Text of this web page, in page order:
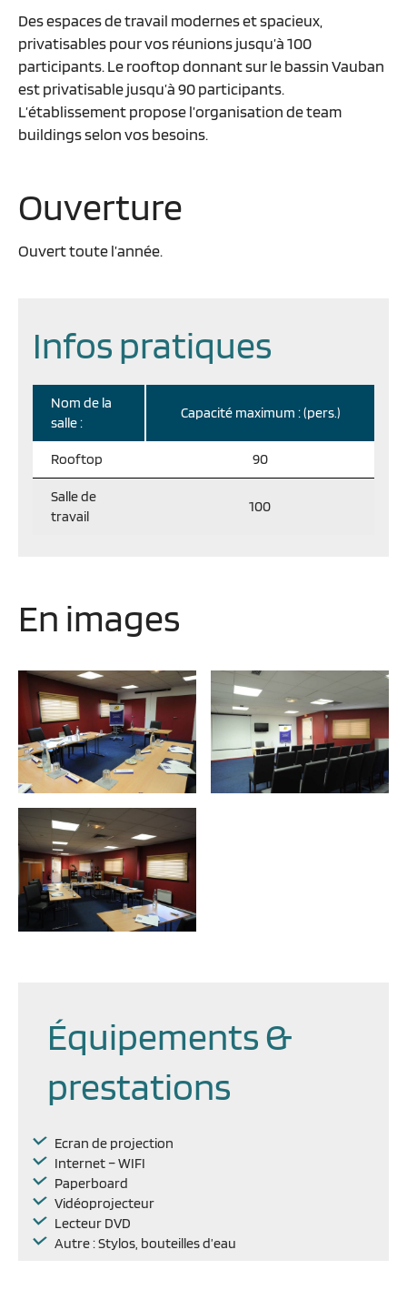
Des espaces de travail modernes et spacieux,
privatisables pour vos réunions jusqu’à 100
participants. Le rooftop donnant sur le bassin Vauban
est privatisable jusqu’à 90 participants.
L’établissement propose l’organisation de team
buildings selon vos besoins.
Ouverture
Ouvert toute l’année.
Infos pratiques
Nom de la
salle :
Capacité maximum : (pers.)
Rooftop 90
Salle de
travail
100
En images
Équipements &
prestations
Ecran de projection
Internet – WIFI
Paperboard
Vidéoprojecteur
Lecteur DVD
Autre : Stylos, bouteilles d’eau